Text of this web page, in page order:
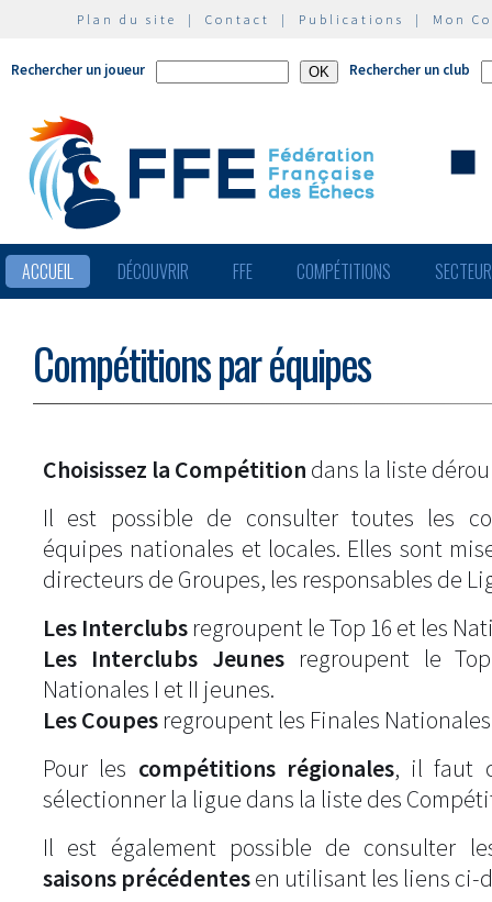
Plan du site | Contact | Publications | Mon
Rechercher un joueur Rechercher un club
ACCUEIL DÉCOUVRIR FFE COMPÉTITIONS
Compétitions par équipes
Choisissez la Compétition dans la liste
Il est possible de consulter toutes les
équipes nationales et locales. Elles sont
directeurs de Groupes, les responsables de
Les Interclubs regroupent le Top 16 et les
Les Interclubs Jeunesregroupent le
Nationales I et II jeunes.
Les Coupes regroupent les Finales
Pour les compétitions régionales, il faut
sélectionner la ligue dans la liste des
Il est également possible de consulter
saisons précédentesen utilisant les liens ci-